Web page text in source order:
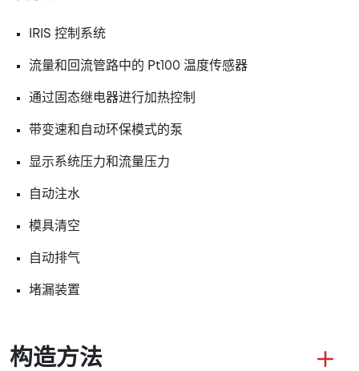
IRIS 控制系统
流量和回流管路中的 Pt100 温度传感器
通过固态继电器进行加热控制
带变速和自动环保模式的泵
显示系统压力和流量压力
自动注水
模具清空
自动排气
堵漏装置
构造方法